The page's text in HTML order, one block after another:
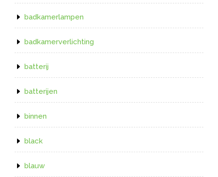
badkamerlampen
badkamerverlichting
batterij
batterijen
binnen
black
blauw